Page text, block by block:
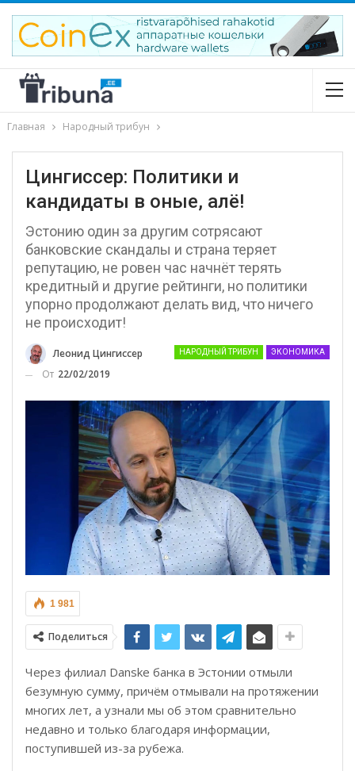
Главная Народный трибун
Цингиссер: Политики и
кандидаты в оные, алё!
Эстонию один за другим сотрясают
банковские скандалы и страна теряет
репутацию, не ровен час начнёт терять
кредитный и другие рейтинги, но политики
упорно продолжают делать вид, что ничего
не происходит!
НАРОДНЫЙ ТРИБУН ЭКОНОМИКА
Леонид Цингиссер
От 22/02/2019
1 981
Поделиться
Через филиал Danske банка в Эстонии отмыли
безумную сумму, причём отмывали на протяжении
многих лет, а узнали мы об этом сравнительно
недавно и только благодаря информации,
поступившей из-за рубежа.